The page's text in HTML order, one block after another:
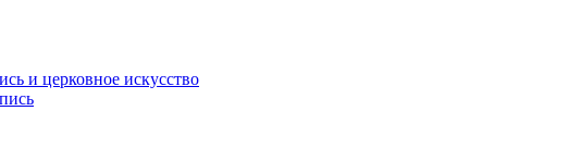
и церковное искусство